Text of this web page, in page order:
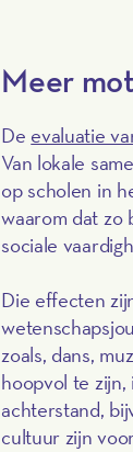
Meer
De evaluatie
Van lokale
op scholen in
waarom dat zo
sociale
Die effecten
zoals, dans,
hoopvol te
achterstand,
cultuur zijn